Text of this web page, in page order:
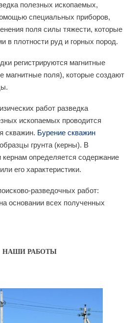
полезных ископаемых,
специальных приборов,
поля силы тяжести, которые
в плотности руд и горных пород.
регистрируются магнитные
магнитные поля), которые создают
работ разведка
ископаемых проводится
скважин. Бурение скважин
грунта (керны). В
кернам определяется содержание
его характеристики.
разведочных работ:
основании всех полученных
НАШИ РАБОТЫ